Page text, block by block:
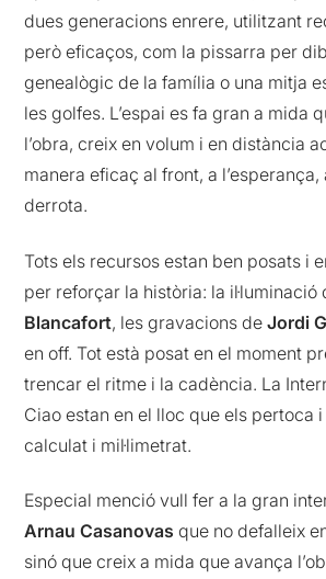
dues generacions enrere, utilitzant
però eficaços, com la pissarra per
genealògic de la família o una mitja
les golfes. L’espai es fa gran a mida
l’obra, creix en volum i en distància
manera eficaç al front, a
derrota.
Tots els recursos estan ben posats i
per reforçar la història: la
Blancafort, les gravacions deJordi
en off. Tot està posat en el moment
trencar el ritme i la cadència. La
Ciao estan en el lloc que els pertoca
calculat i mil·limetrat.
Especial menció vull fer a la gran
Arnau Casanovas que no defalleix
sinó que creix a mida que avança